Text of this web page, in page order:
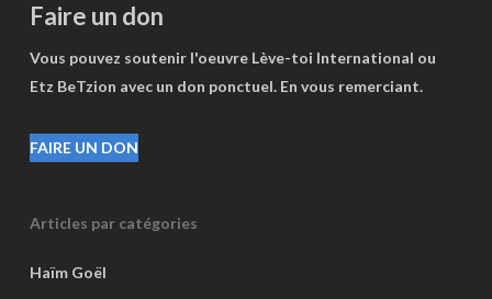
Faire un don
Vous pouvez soutenir l'oeuvre Lève-toi International ou
Etz BeTzion avec un don ponctuel. En vous remerciant.
FAIRE UN DON
Articles par catégories
Haïm Goël